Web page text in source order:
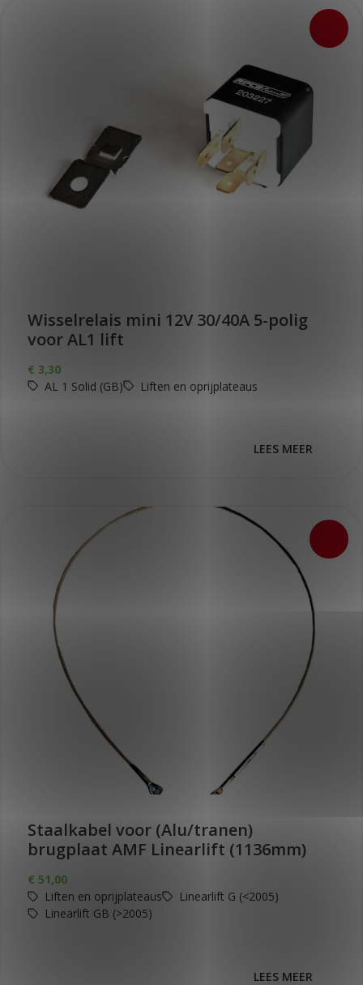
Wisselrelais mini 12V 30/40A 5-polig
voor AL1 lift
€ 3,30
AL 1 Solid (GB)
Liften en oprijplateaus
LEES MEER
Staalkabel voor (Alu/tranen)
brugplaat AMF Linearlift (1136mm)
€ 51,00
Liften en oprijplateaus
Linearlift G (<2005)
Linearlift GB (>2005)
LEES MEER